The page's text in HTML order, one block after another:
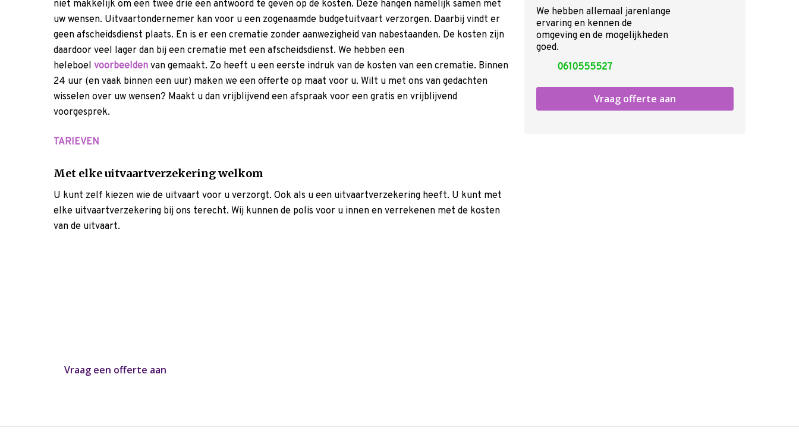
niet makkelijk om een twee drie een antwoord te geven op de kosten. Deze hangen namelijk samen met
uw wensen. Uitvaartondernemer kan voor u een zogenaamde budgetuitvaart verzorgen. Daarbij vindt er
geen afscheidsdienst plaats. En is er een crematie zonder aanwezigheid van nabestaanden. De kosten zijn
daardoor veel lager dan bij een crematie met een afscheidsdienst. We hebben een
heleboelvoorbeelden van gemaakt. Zo heeft u een eerste indruk van de kosten van een crematie. Binnen
24 uur (en vaak binnen een uur) maken we een offerte op maat voor u. Wilt u met ons van gedachten
wisselen over uw wensen? Maakt u dan vrijblijvend een afspraak voor een gratis en vrijblijvend
voorgesprek.
TARIEVEN
Met elke uitvaartverzekering welkom
U kunt zelf kiezen wie de uitvaart voor u verzorgt. Ook als u een uitvaartverzekering heeft. U kunt met
elke uitvaartverzekering bij ons terecht. Wij kunnen de polis voor u innen en verrekenen met de kosten
van de uitvaart.
Vraag een offerte aan
We hebben allemaal jarenlange
ervaring en kennen de
omgeving en de mogelijkheden
goed.
0610555527
Vraag offerte aan
Rondom de uitvaart
Checklist
Over ons
Ervaringen